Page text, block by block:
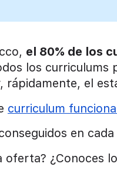
el 80% de los
los curriculums
rápidamente, el
curriculum
en
oferta? ¿Conoces